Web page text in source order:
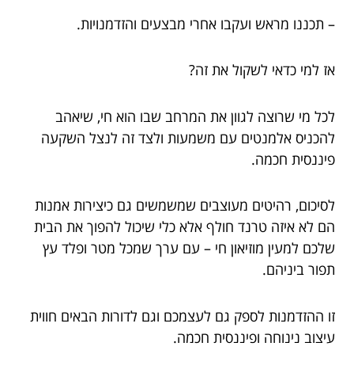
– תכננו מראש ועקבו אחרי מבצעים והזדמנויות.
אז למי כדאי לשקול את זה?
לכל מי שרוצה לגוון את המרחב שבו הוא חי, שיאהב
להכניס אלמנטים עם משמעות ולצד זה לנצל השקעה
פיננסית חכמה.
לסיכום, רהיטים מעוצבים שמשמשים גם כיצירות אמנות
הם לא איזה טרנד חולף אלא כלי שיכול להפוך את הבית
שלכם למעין מוזיאון חי – עם ערך שמכל מטר ופלד עץ
תפור ביניהם.
זו ההזדמנות לספק גם לעצמכם וגם לדורות הבאים חווית
עיצוב נינוחה ופיננסית חכמה.